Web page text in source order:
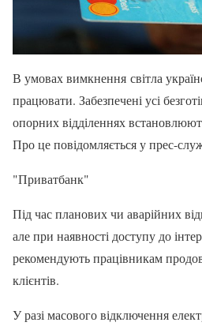
В умовах вимкнення світла
працювати. Забезпечені усі
опорних відділеннях
Про це повідомляється у прес-
"Приватбанк"
Під час планових чи аварійних
але при наявності доступу до
рекомендують працівникам
клієнтів.
У разі масового відключення